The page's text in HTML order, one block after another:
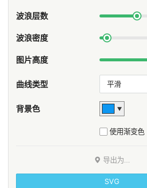
波浪层数
波浪密度
图片高度
曲线类型
背景色 ▼
使用渐变色
导出为...
SVG